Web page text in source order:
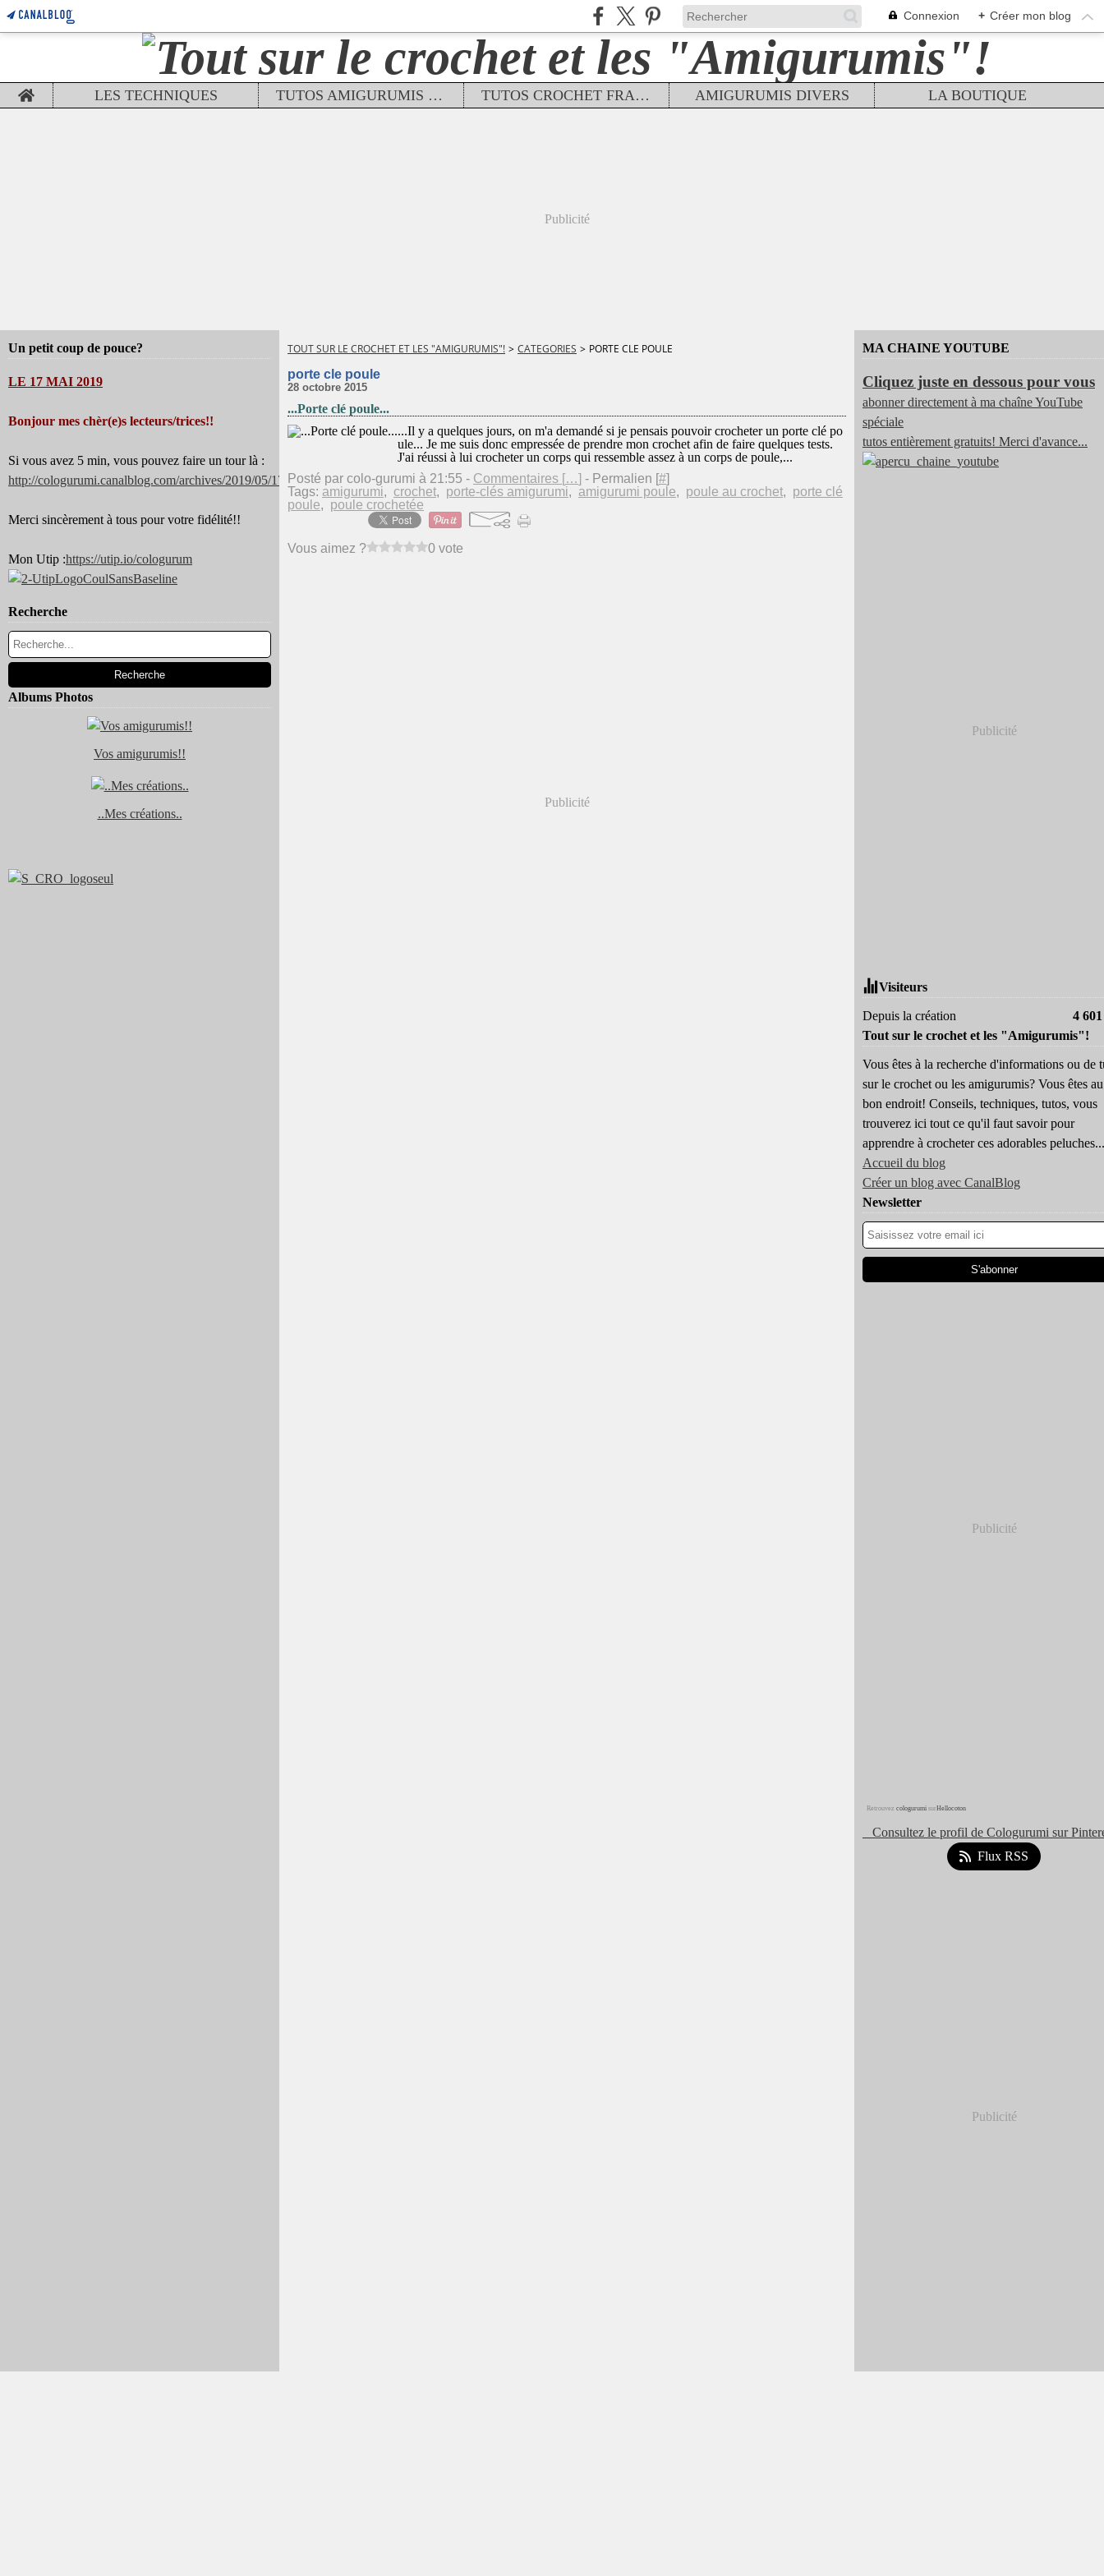
Connexion + Créer mon blog
Home LES TECHNIQUES TUTOS AMIGURUMIS FRANÇAIS TUTOS CROCHET FRANÇAIS AMIGURUMIS DIVERS LA BOUTIQUE
Publicité
Un petit coup de pouce?
LE 17 MAI 2019
Bonjour mes chèr(e)s lecteurs/trices!!
Si vous avez 5 min, vous pouvez faire un tour là :
http://cologurumi.canalblog.com/archives/2019/05/17/37344180.html
Merci sincèrement à tous pour votre fidélité!!
Mon Utip :https://utip.io/cologurum
Recherche
Albums Photos
Vos amigurumis!!
..Mes créations..
TOUT SUR LE CROCHET ET LES "AMIGURUMIS"! > CATEGORIES > PORTE CLE POULE
porte cle poule
28 octobre 2015
...Porte clé poule...
...Il y a quelques jours, on m'a demandé si je pensais pouvoir crocheter un porte clé po
ule... Je me suis donc empressée de prendre mon crochet afin de faire quelques tests.
J'ai réussi à lui crocheter un corps qui ressemble assez à un corps de poule,...
Posté par colo-gurumi à 21:55 - Commentaires […] - Permalien [#]
Tags: amigurumi, crochet, porte-clés amigurumi, amigurumi poule, poule au crochet, porte clé
poule, poule crochetée
Vous aimez ? 0 vote
Publicité
MA CHAINE YOUTUBE
Cliquez juste en dessous pour vous
abonner directement à ma chaîne YouTube
spéciale
tutos entièrement gratuits! Merci d'avance...
Publicité
Visiteurs
Depuis la création
4
Tout sur le crochet et les "Amigurumis"!
Vous êtes à la recherche d'informations ou de
sur le crochet ou les amigurumis? Vous êtes au
bon endroit! Conseils, techniques, tutos, vous
trouverez ici tout ce qu'il faut savoir pour
apprendre à crocheter ces adorables peluches...
Accueil du blog
Créer un blog avec CanalBlog
Newsletter
Publicité
Retrouvez cologurumi surHellocoton
Consultez le profil de Cologurumi sur
Flux RSS
Publicité